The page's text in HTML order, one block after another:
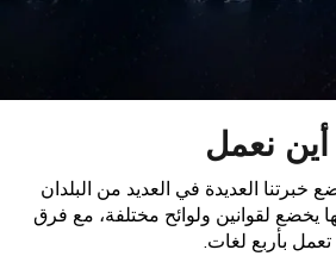
أين نعمل
خبرتنا العديدة في العديد من البلدان
لقوانين ولوائح مختلفة، مع فرق
تعمل بأربع لغات.